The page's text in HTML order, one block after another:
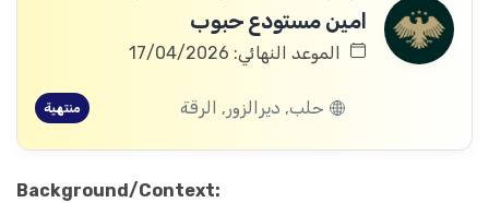
امين مستودع حبوب
الموعد النهائي: 17/04/2026
حلب, ديرالزور, الرقة منتهية
Background/Context: